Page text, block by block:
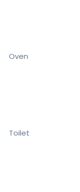
Oven
Toilet